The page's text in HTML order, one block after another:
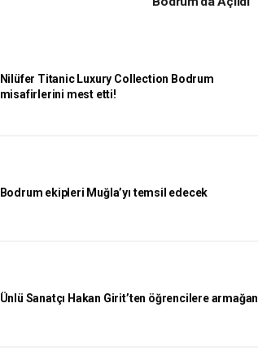
Nilüfer Titanic Luxury Collection Bodrum
misafirlerini mest etti!
Bodrum ekipleri Muğla’yı temsil edecek
Ünlü Sanatçı Hakan Girit’ten öğrencilere armağan